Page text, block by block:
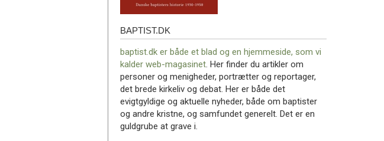
baptist.dk
BAPTIST.DK
baptist.dk er både et blad og en hjemmeside, som vi
kalder web-magasinet . Her finder du artikler om
personer og menigheder, portrætter og reportager,
det brede kirkeliv og debat. Her er både det
evigtgyldige og aktuelle nyheder, både om baptister
og andre kristne, og samfundet generelt. Det er en
guldgrube at grave i.